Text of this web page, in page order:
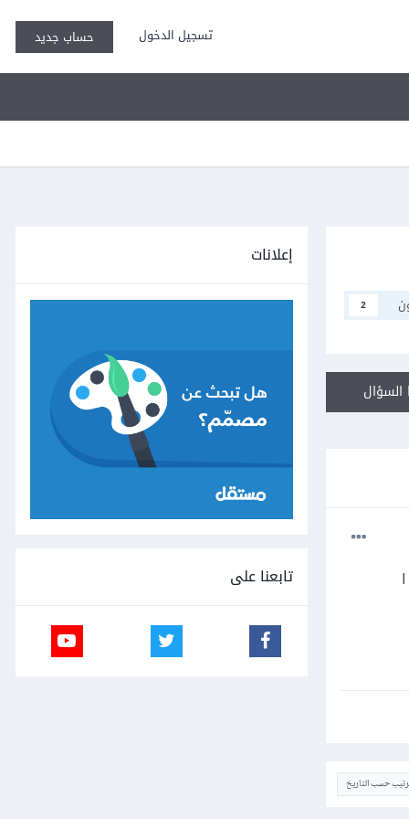
تسجيل الدخول حساب جديد
2
حسب التاريخ
إعلانات
تابعنا على